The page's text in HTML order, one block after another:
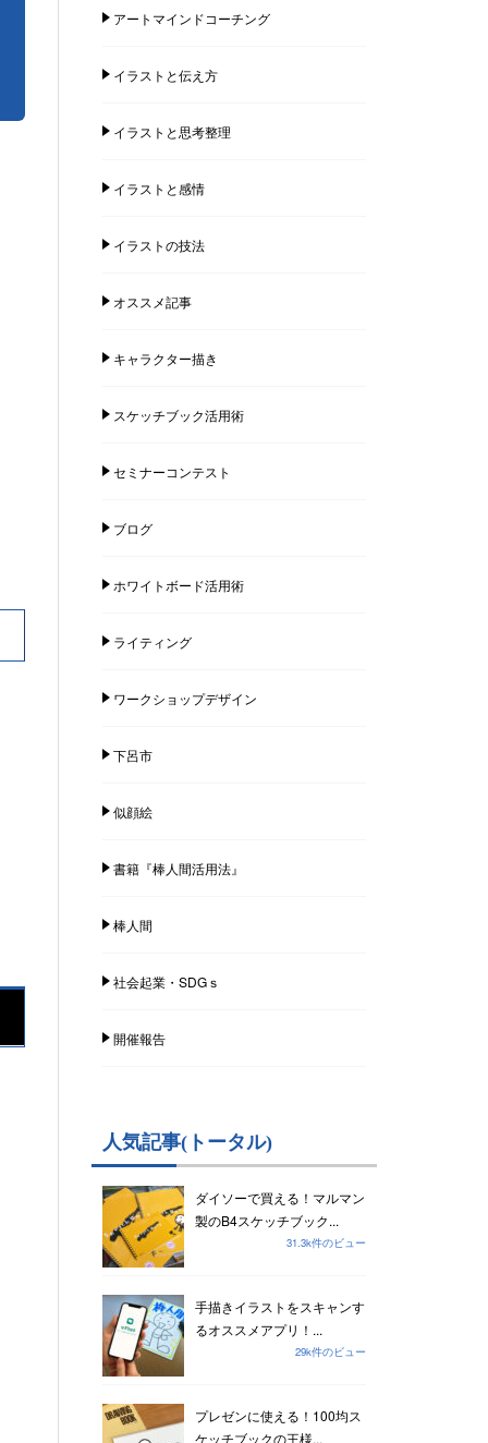
アートマインドコーチング
イラストと伝え方
イラストと思考整理
イラストと感情
イラストの技法
オススメ記事
キャラクター描き
スケッチブック活用術
セミナーコンテスト
ブログ
ホワイトボード活用術
ライティング
ワークショップデザイン
下呂市
似顔絵
書籍『棒人間活用法』
棒人間
社会起業・SDGｓ
開催報告
人気記事(トータル)
ダイソーで買える！マルマン
製のB4スケッチブック...
31.3k件のビュー
手描きイラストをスキャンす
るオススメアプリ！...
29k件のビュー
プレゼンに使える！100均ス
ケッチブックの王様...